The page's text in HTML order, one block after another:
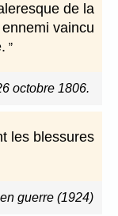
de la
vaincu
octobre 1806.
les blessures
guerre (1924)